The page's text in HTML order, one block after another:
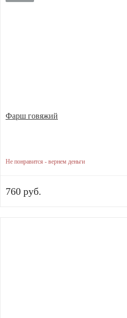
Фарш говяжий
Не понравится - вернем деньги
760 руб.